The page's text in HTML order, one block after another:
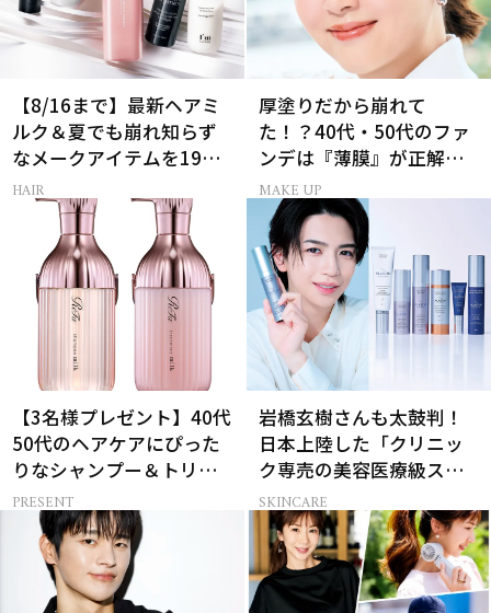
【8/16まで】最新ヘアミ
ルク＆夏でも崩れ知らず
なメークアイテムを19名
様にプレゼント！
HAIR
厚塗りだから崩れて
た！？40代・50代のファ
ンデは『薄膜』が正解で
した
MAKE UP
【3名様プレゼント】40代
50代のヘアケアにぴった
りなシャンプー＆トリー
トメントで、うねり悩み
に対処！
PRESENT
岩橋玄樹さんも太鼓判！
日本上陸した「クリニッ
ク専売の美容医療級スキ
ンケア」
SKINCARE